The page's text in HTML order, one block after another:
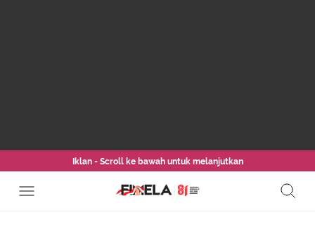
Iklan - Scroll ke bawah untuk melanjutkan